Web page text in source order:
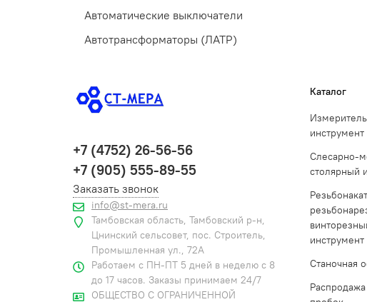
Автоматические выключатели
Автотрансформаторы (ЛАТР)
Каталог
инструмент
Слесарно-
столярный
инструмент
Станочная
+7 (4752) 26-56-56
+7 (905) 555-89-55
Заказать звонок
info@st-mera.ru
Тамбовская область, Тамбовский р-н,
Цнинский сельсовет, пос. Строитель,
Промышленная ул., 72А
Работаем с ПН-ПТ 5 дней в неделю с 8
до 17 часов. Заказы принимаем 24/7
ОБЩЕСТВО С ОГРАНИЧЕННОЙ